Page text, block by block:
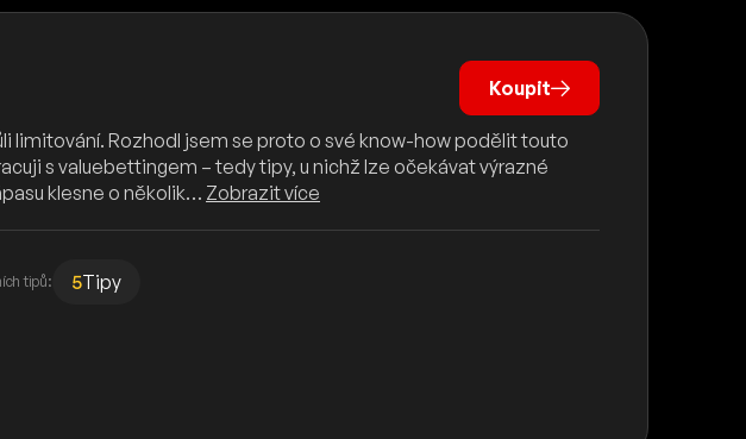
Koupit
limitování. Rozhodl jsem se proto o své know-how podělit touto
s valuebettingem – tedy tipy, u nichž lze očekávat výrazné
klesne o několik… Zobrazit více
tipů: 5Tipy